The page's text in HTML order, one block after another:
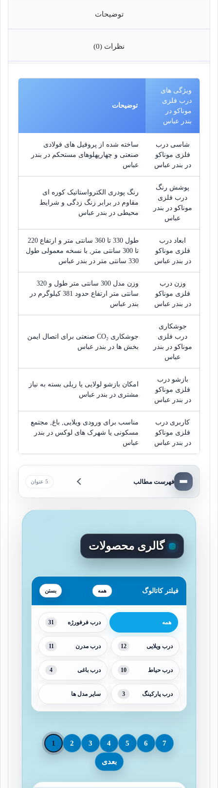
توضیحات
نظرات (0)
ویژگی های
درب فلزی
موناکو در
بندر عباس
توضیحات
شاسی درب
فلزی موناکو
در بندر عباس
ساخته شده از پروفیل های فولادی
صنعتی و چهارپهلوهای مستحکم در بندر
عباس
پوشش رنگ
درب فلزی
موناکو در بندر
عباس
رنگ پودری الکترواستاتیک کوره ای
مقاوم در برابر زنگ زدگی و شرایط
محیطی در بندر عباس
ابعاد درب
فلزی موناکو
در بندر عباس
طول 330 تا 360 سانتی متر و ارتفاع 220
تا 300 سانتی متر, با نسخه معمولی طول
330 سانتی متر در بندر عباس
وزن درب
فلزی موناکو
در بندر عباس
وزن مدل 300 سانتی متر طول و 320
سانتی متر ارتفاع حدود 381 کیلوگرم در
بندر عباس
جوشکاری
درب فلزی
موناکو در بندر
عباس
جوشکاری CO₂ صنعتی برای اتصال ایمن
بخش ها در بندر عباس
بازشو درب
فلزی موناکو
در بندر عباس
امکان بازشو لولایی یا ریلی بسته به نیاز
مشتری در بندر عباس
کاربری درب
فلزی موناکو
در بندر عباس
مناسب برای ورودی ویلایی, باغ, مجتمع
مسکونی یا شهرک های لوکس در بندر
عباس
فهرست مطالب 5 عنوان
گالری محصولات
فیلتر کاتالوگ همه
همه درب فرفورژه 31
درب ویلایی 12 درب مدرن 11
درب حیاط 10 درب باغی 4
درب پارکینگ 3 سایر مدل ها
1 2 3 4 5 6 7
بعدی